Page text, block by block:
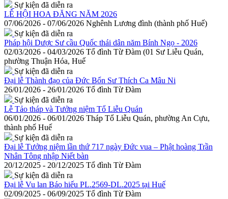
Sự kiện đã diễn ra
LỄ HỘI HOA ĐĂNG NĂM 2026
07/06/2026 - 07/06/2026 Nghênh Lương đình (thành phố Huế)
Sự kiện đã diễn ra
Pháp hội Dược Sư cầu Quốc thái dân năm Bính Ngọ - 2026
02/03/2026 - 04/03/2026 Tổ đình Từ Đàm (01 Sư Liễu Quán,
phường Thuận Hóa, Huế
Sự kiện đã diễn ra
Đại lễ Thành đạo của Đức Bổn Sư Thích Ca Mâu Ni
26/01/2026 - 26/01/2026 Tổ đình Từ Đàm
Sự kiện đã diễn ra
Lễ Tảo tháp và Tưởng niệm Tổ Liễu Quán
06/01/2026 - 06/01/2026 Tháp Tổ Liễu Quán, phường An Cựu,
thành phố Huế
Sự kiện đã diễn ra
Đại lễ Tưởng niệm lần thứ 717 ngày Đức vua – Phật hoàng Trần
Nhân Tông nhập Niết bàn
20/12/2025 - 20/12/2025 Tổ đình Từ Đàm
Sự kiện đã diễn ra
Đại lễ Vu lan Báo hiếu PL.2569-DL.2025 tại Huế
02/09/2025 - 06/09/2025 Tổ đình Từ Đàm